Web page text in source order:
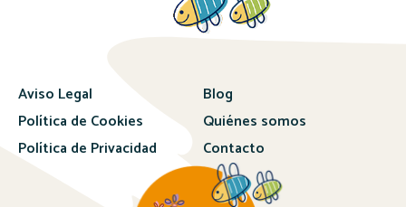
Aviso Legal
Política de Cookies
Política de Privacidad
Blog
Quiénes somos
Contacto